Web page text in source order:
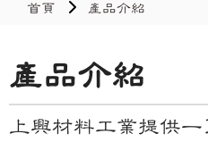
首頁 產品介紹
產品介紹
上興材料工業提供